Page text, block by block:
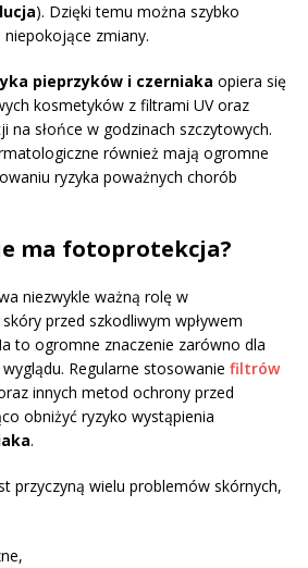
). Dzięki temu można szybko
zmiany.
pieprzyków i czerniaka opiera się
kosmetyków z filtrami UV oraz
na słońce w godzinach szczytowych.
również mają ogromne
ryzyka poważnych chorób
ma fotoprotekcja?
niezwykle ważną rolę w
przed szkodliwym wpływem
to ogromne znaczenie zarówno dla
Regularne stosowanie filtrów
innych metod ochrony przed
obniżyć ryzyko wystąpienia
.
przyczyną wielu problemów skórnych,